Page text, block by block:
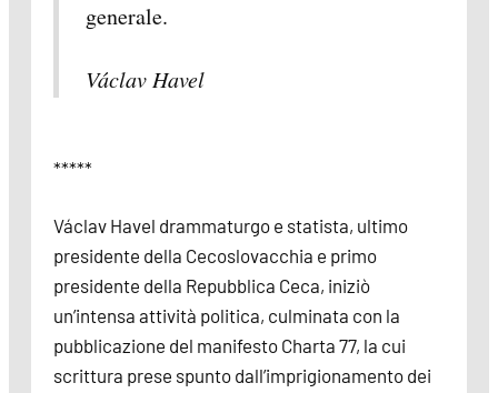
generale.
Václav Havel
*****
Václav Havel drammaturgo e statista, ultimo
presidente della Cecoslovacchia e primo
presidente della Repubblica Ceca, iniziò
un’intensa attività politica, culminata con la
pubblicazione del manifesto Charta 77, la cui
scrittura prese spunto dall’imprigionamento dei